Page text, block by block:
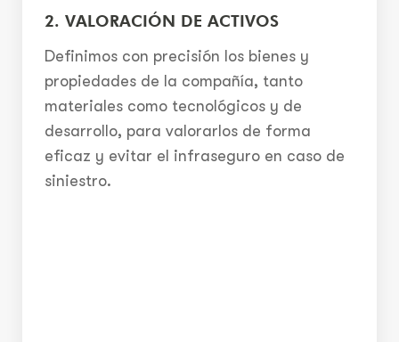
2. VALORACIÓN DE ACTIVOS
Definimos con precisión los bienes y
propiedades de la compañía, tanto
materiales como tecnológicos y de
desarrollo, para valorarlos de forma
eficaz y evitar el infraseguro en caso de
siniestro.